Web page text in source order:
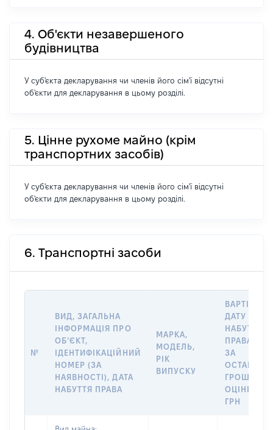
4. Об'єкти незавершеного
будівництва
У суб'єкта декларування чи членів його сім'ї відсутні
об'єкти для декларування в цьому розділі.
5. Цінне рухоме майно (крім
транспортних засобів)
У суб'єкта декларування чи членів його сім'ї відсутні
об'єкти для декларування в цьому розділі.
6. Транспортні засоби
№
ВИД, ЗАГАЛЬНА
ІНФОРМАЦІЯ ПРО
ОБʼЄКТ,
ІДЕНТИФІКАЦІЙНИЙ
НОМЕР (ЗА
НАЯВНОСТІ), ДАТА
НАБУТТЯ ПРАВА
МАРКА,
МОДЕЛЬ,
РІК
ВИПУСКУ
ВАРТІСТЬ
ДАТУ
НАБУТТЯ
ПРАВА АБО
ЗА
ОЦІНКОЮ,
ГРН